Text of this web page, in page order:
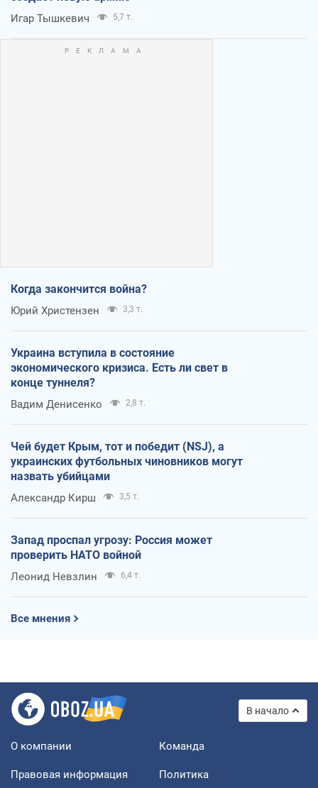
Игар Тышкевич 5,7 т.
Когда закончится война?
Юрий Христензен 3,3 т.
Украина вступила в состояние
экономического кризиса. Есть ли свет в
конце туннеля?
Вадим Денисенко 2,8 т.
Чей будет Крым, тот и победит (NSJ), а
украинских футбольных чиновников могут
назвать убийцами
Александр Кирш 3,5 т.
Запад проспал угрозу: Россия может
проверить НАТО войной
Леонид Невзлин 6,4 т.
Все мнения
В начало
О компании Команда
Правовая информация
Политика